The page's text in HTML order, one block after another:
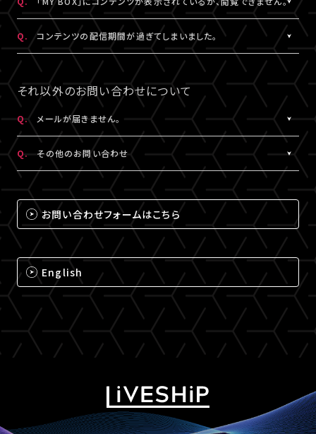
ID（メールアドレス）とパスワードでログインのうえ、「マイページ」
内「MY BOX」から確認することができます。
コンテンツの配信有無や、配信期間については、各公演のチケット
販売ページやグッズ商品詳細ページ、MY BOXなどでご確認くださ
か、配信対象外の視聴チケットやグッズを購入されている可能性が
あります。
コンテンツ配信期間は、各公演のチケット販売ページやグッズ商品
詳細ページ、MY BOXなどでご確認ください。
※チケットの購入情報は、「マイページ」内「チケット購入情報」にて
ご確認ください。
A.
コンテンツが「MY BOX」に表示されているにも関わらず閲覧でき
ない場合、コンテンツ配信期間を経過したか、ご利用端末が推奨環
境ではない可能性があります。
推奨環境は
こちら
よりご確認ください。
スマートフォン、タブレットをご利用の場合、LINEやメール等のアプ
リ内ブラウジングではなく、推奨環境にある指定のブラウザ
（iPhone・iPadの場合は「Safari」、Androidの場合は
「Chrome」）にて閲覧ください。
なお、MY BOXで配信されるコンテンツは、視聴プレイヤーに
ChromecastとAirPlayのアイコンは表示されません。予めご了承
ください。
Q. コンテンツの配信期間が過ぎてしまいました。
A.
配信期間終了後のコンテンツは、再配信いたしません。予めご了承
ください。
それ以外のお問い合わせについて
Q. メールが届きません。
メールが届かない場合は、下記ドメインの受信設定をお願いいた
します。
※メールの再配信はできません。迷惑メールフォルダをご確認くだ
@liveship.tokyo
@id.amob.jp
Q. その他のお問い合わせ
A.
それ以外のお問い合わせについては、下記のいずれかの方法でお
問い合わせください。
【LIVESHIPお問い合わせ窓口】
https://liveship.tokyo/mob/form/inquAdd.php?site=LS
グッズ配送・お届け済み商品に関して
【A!SMART お問い合わせ窓口】
https://www.asmart.jp/support
お問い合わせフォームはこちら
English